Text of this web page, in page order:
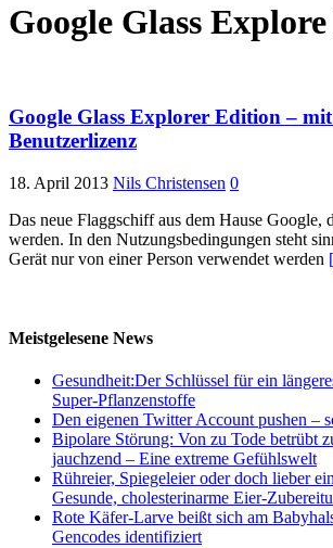
Google Glass
Google Glass Explorer Edition –
Benutzerlizenz
18. April 2013 Nils Christensen 0
Das neue Flaggschiff aus dem Hause Google,
werden. In den Nutzungsbedingungen steht
Gerät nur von einer Person verwendet werden
Meistgelesene News
Gesundheit:Der Schlüssel für ein
Super-Pflanzenstoffe
Den eigenen Twitter Account pushen –
Bipolare Störung: Von zu Tode betrübt
jauchzend – Eine extreme Gefühlswelt
Rühreier, Spiegeleier oder doch lieber
Gesunde, cholesterinarme Eier-
Rote Käfer-Larve beißt sich am
Gencodes identifiziert